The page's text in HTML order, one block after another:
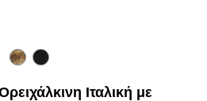
Ιταλική με